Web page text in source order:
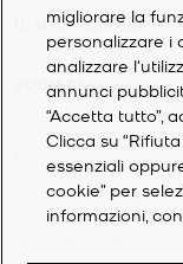
IL MIO ACCOUNT
SOCIETÀ
Michael Kors
Informativa sulla
migliorare la
personalizzare i
analizzare
annunci
“Accetta tutto”,
Clicca su
essenziali
cookie” per
informazioni,